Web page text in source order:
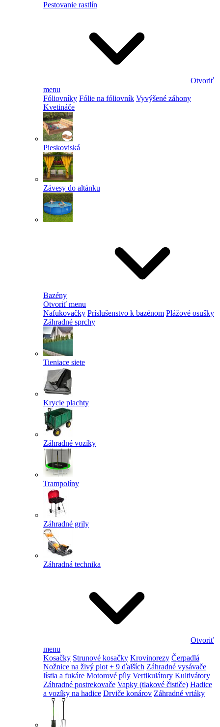
Pestovanie rastlín
Otvoriť
menu
Fóliovníky Fólie na fóliovník Vyvýšené záhony
Kvetináče
Pieskoviská
Závesy do altánku
Bazény
Otvoriť menu
Nafukovačky Príslušenstvo k bazénom Plážové osušky
Záhradné sprchy
Tieniace siete
Krycie plachty
Záhradné vozíky
Trampolíny
Záhradné grily
Záhradná technika
Otvoriť
menu
Kosačky Strunové kosačky Krovinorezy Čerpadlá
Nožnice na živý plot + 9 ďalších Záhradné vysávače
lístia a fukáre Motorové píly Vertikulátory Kultivátory
Záhradné postrekovače Vapky (tlakové čističe) Hadice
a vozíky na hadice Drviče konárov Záhradné vrtáky